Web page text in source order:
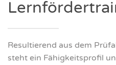
Resul­tie­rend aus dem
steht ein Fähig­keits­pro­fil